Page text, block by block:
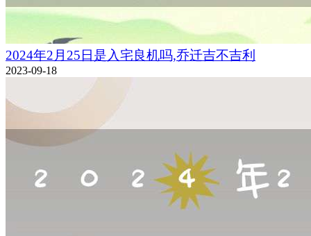
2024年2月25日是入宅良机吗,乔迁吉不吉利
2023-09-18